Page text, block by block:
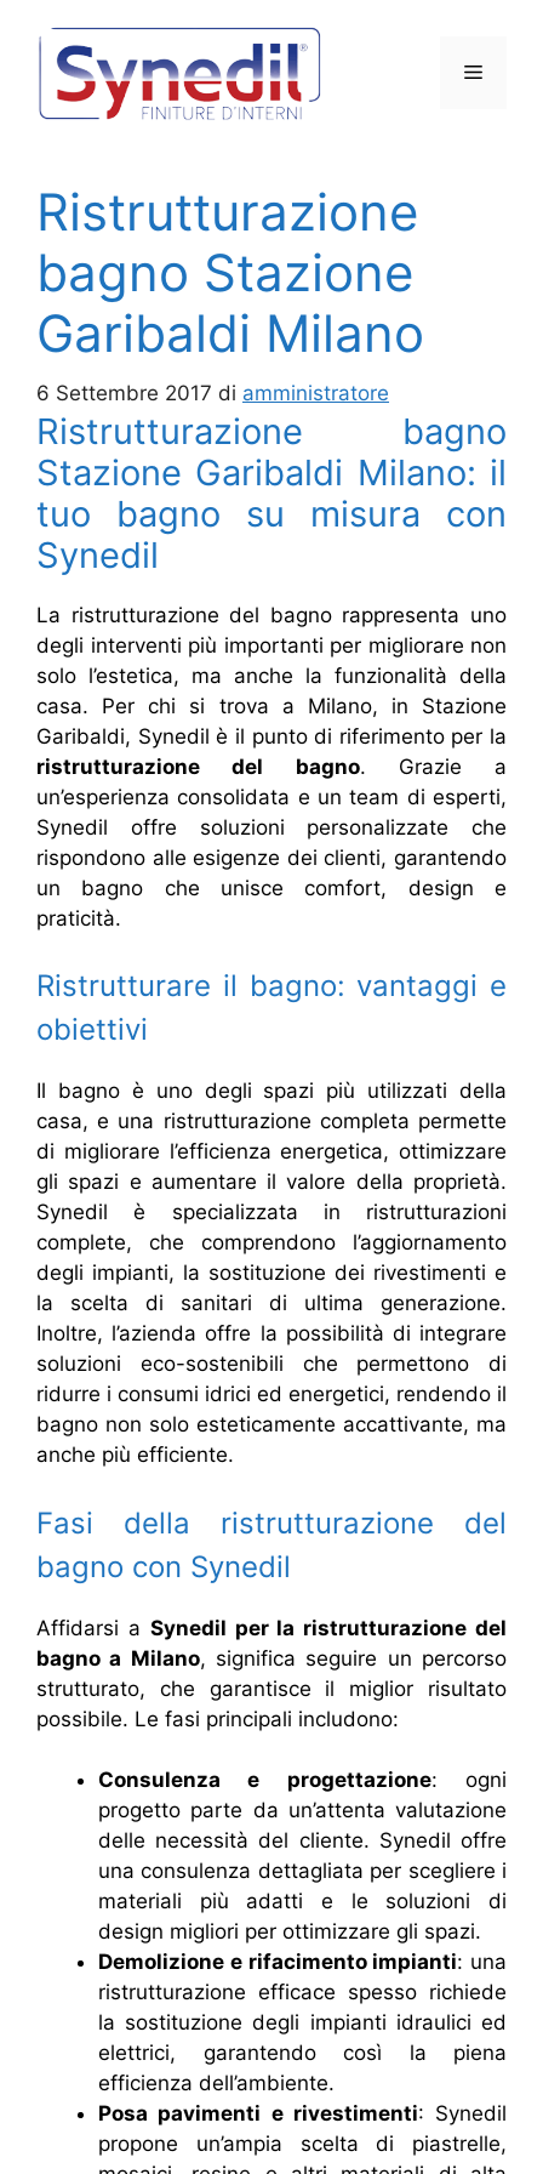
contenuto
Menu
Ristrutturazione
bagno Stazione
Garibaldi Milano
6 Settembre 2017 di amministratore
Ristrutturazione bagno
Stazione Garibaldi Milano: il
tuo bagno su misura con
Synedil
La ristrutturazione del bagno rappresenta uno
degli interventi più importanti per migliorare non
solo l’estetica, ma anche la funzionalità della
casa. Per chi si trova a Milano, in Stazione
Garibaldi, Synedil è il punto di riferimento per la
ristrutturazione del bagno. Grazie a
un’esperienza consolidata e un team di esperti,
Synedil offre soluzioni personalizzate che
rispondono alle esigenze dei clienti, garantendo
un bagno che unisce comfort, design e
praticità.
Ristrutturare il bagno: vantaggi e
obiettivi
Il bagno è uno degli spazi più utilizzati della
casa, e una ristrutturazione completa permette
di migliorare l’efficienza energetica, ottimizzare
gli spazi e aumentare il valore della proprietà.
Synedil è specializzata in ristrutturazioni
complete, che comprendono l’aggiornamento
degli impianti, la sostituzione dei rivestimenti e
la scelta di sanitari di ultima generazione.
Inoltre, l’azienda offre la possibilità di integrare
soluzioni eco-sostenibili che permettono di
ridurre i consumi idrici ed energetici, rendendo il
bagno non solo esteticamente accattivante, ma
anche più efficiente.
Fasi della ristrutturazione del
bagno con Synedil
Affidarsi a Synedil per la ristrutturazione del
bagno a Milano, significa seguire un percorso
strutturato, che garantisce il miglior risultato
possibile. Le fasi principali includono:
Consulenza e progettazione: ogni
progetto parte da un’attenta valutazione
delle necessità del cliente. Synedil offre
una consulenza dettagliata per scegliere i
materiali più adatti e le soluzioni di
design migliori per ottimizzare gli spazi.
Demolizione e rifacimento impianti: una
ristrutturazione efficace spesso richiede
la sostituzione degli impianti idraulici ed
elettrici, garantendo così la piena
efficienza dell’ambiente.
Posa pavimenti e rivestimenti: Synedil
propone un’ampia scelta di piastrelle,